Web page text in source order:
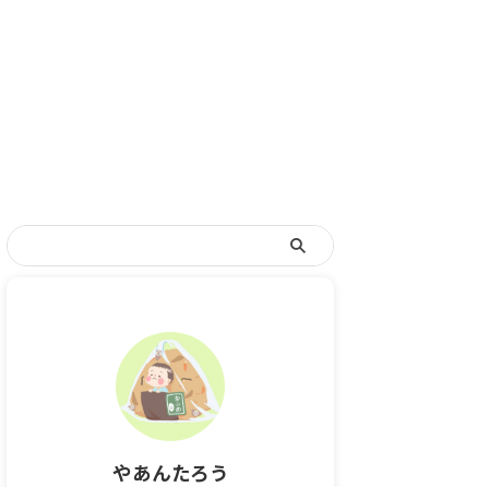
やあんたろう